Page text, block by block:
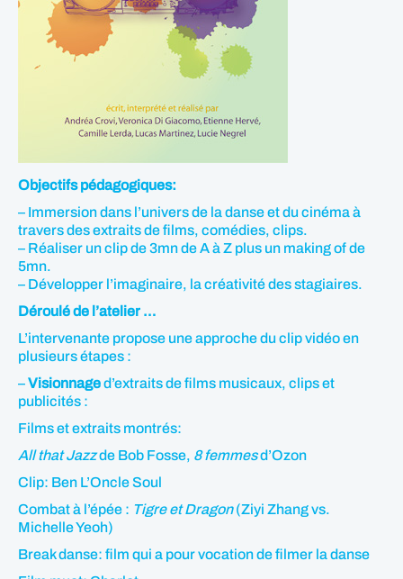
Objectifs pédagogiques:
– Immersion dans l’univers de la danse et du cinéma à
travers des extraits de films, comédies, clips.
– Réaliser un clip de 3mn de A à Z plus un making of de
5mn.
– Développer l’imaginaire, la créativité des stagiaires.
Déroulé de l’atelier …
L’intervenante propose une approche du clip vidéo en
plusieurs étapes :
–Visionnaged’extraits de films musicaux, clips et
publicités :
Films et extraits montrés:
All that Jazzde Bob Fosse, 8 femmesd’Ozon
Clip: Ben L’Oncle Soul
Combat à l’épée : Tigre et Dragon(Ziyi Zhang vs.
Michelle Yeoh)
Break danse: film qui a pour vocation de filmer la danse